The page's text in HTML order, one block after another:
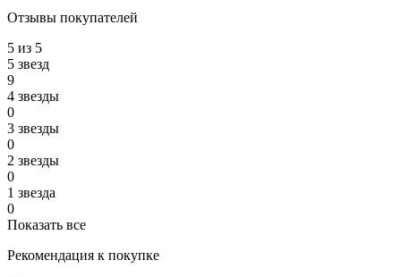
Отзывы покупателей
5 из 5
5 звезд
9
4 звезды
0
3 звезды
0
2 звезды
0
1 звезда
0
Показать все
Рекомендация к покупке